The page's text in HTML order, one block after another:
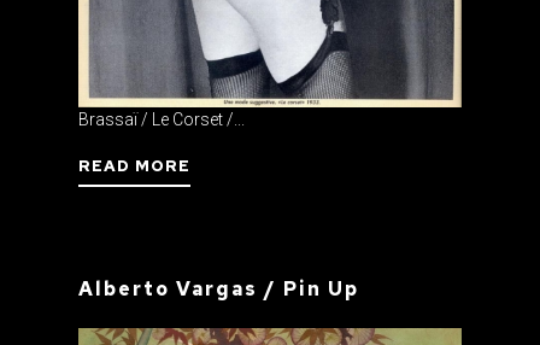
Brassaï / Le Corset /...
READ MORE
Alberto Vargas / Pin Up